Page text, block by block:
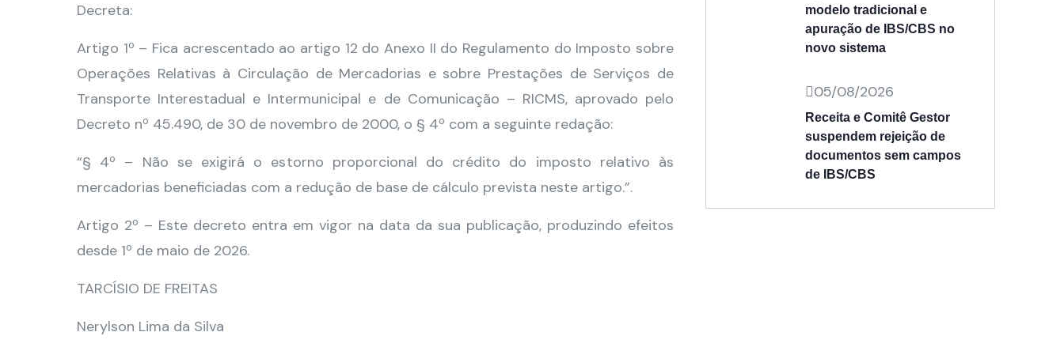
Decreta:
Artigo 1º – Fica acrescentado ao artigo 12 do Anexo II do Regulamento do Imposto sobre
Operações Relativas à Circulação de Mercadorias e sobre Prestações de Serviços de
Transporte Interestadual e Intermunicipal e de Comunicação – RICMS, aprovado pelo
Decreto nº 45.490, de 30 de novembro de 2000, o § 4º com a seguinte redação:
“§ 4º – Não se exigirá o estorno proporcional do crédito do imposto relativo às
mercadorias beneficiadas com a redução de base de cálculo prevista neste artigo.”.
Artigo 2º – Este decreto entra em vigor na data da sua publicação, produzindo efeitos
desde 1º de maio de 2026.
TARCÍSIO DE FREITAS
Nerylson Lima da Silva
modelo tradicional e
apuração de IBS/CBS no
novo sistema
05/08/2026
Receita e Comitê Gestor
suspendem rejeição de
documentos sem campos
de IBS/CBS